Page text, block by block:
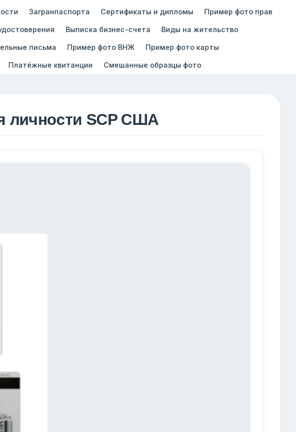
Загранпаспорта Сертификаты и дипломы Пример фото прав
Выписка бизнес-счета Виды на жительство
письма Пример фото ВНЖ Пример фото карты
Платёжные квитанции Смешанные образцы фото
личности SCP США